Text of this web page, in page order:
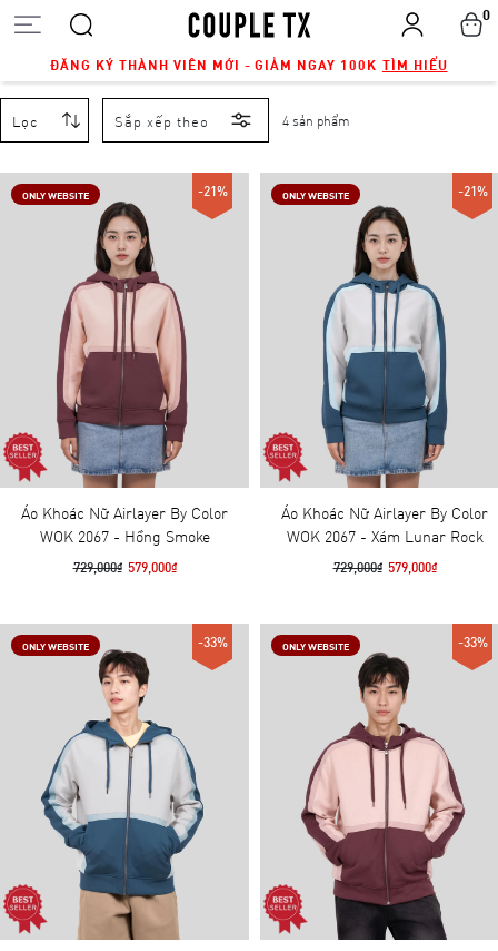
ĐĂNG KÝ THÀNH VIÊN MỚI - GIẢM NGAY 100K TÌM HIỂU
0
Lọc Sắp xếp theo 4 sản phẩm
ONLY WEBSITE -21%
Áo Khoác Nữ Airlayer By Color
WOK 2067 - Hồng Smoke
729,000₫ 579,000₫
ONLY WEBSITE -21%
Áo Khoác Nữ Airlayer By Color
WOK 2067 - Xám Lunar Rock
729,000₫ 579,000₫
ONLY WEBSITE -33% ONLY WEBSITE -33%